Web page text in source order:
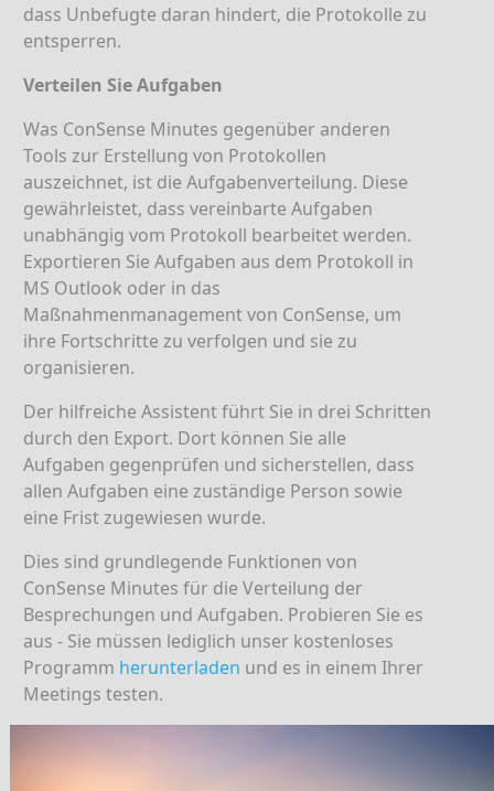
dass Unbefugte daran hindert, die Protokolle zu
entsperren.
Verteilen Sie Aufgaben
Was ConSense Minutes gegenüber anderen
Tools zur Erstellung von Protokollen
auszeichnet, ist die Aufgabenverteilung. Diese
gewährleistet, dass vereinbarte Aufgaben
unabhängig vom Protokoll bearbeitet werden.
Exportieren Sie Aufgaben aus dem Protokoll in
MS Outlook oder in das
Maßnahmenmanagement von ConSense, um
ihre Fortschritte zu verfolgen und sie zu
organisieren.
Der hilfreiche Assistent führt Sie in drei Schritten
durch den Export. Dort können Sie alle
Aufgaben gegenprüfen und sicherstellen, dass
allen Aufgaben eine zuständige Person sowie
eine Frist zugewiesen wurde.
Dies sind grundlegende Funktionen von
ConSense Minutes für die Verteilung der
Besprechungen und Aufgaben. Probieren Sie es
aus - Sie müssen lediglich unser kostenloses
Programm herunterladen und es in einem Ihrer
Meetings testen.